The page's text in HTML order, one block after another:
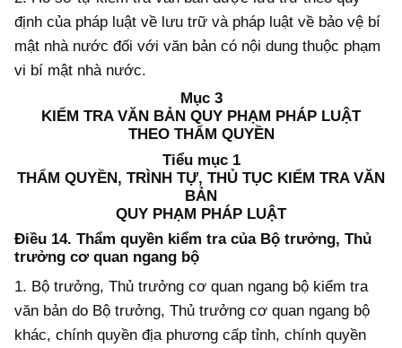
định của pháp luật về lưu trữ và pháp luật về bảo vệ bí
mật nhà nước đối với văn bản có nội dung thuộc phạm
vi bí mật nhà nước.
Mục 3
KIỂM TRA VĂN BẢN QUY PHẠM PHÁP LUẬT
THEO THẨM QUYỀN
Tiểu mục 1
THẨM QUYỀN, TRÌNH TỰ, THỦ TỤC KIỂM TRA VĂN
BẢN
QUY PHẠM PHÁP LUẬT
Điều 14. Thẩm quyền kiểm tra của Bộ trưởng, Thủ
trưởng cơ quan ngang bộ
1. Bộ trưởng, Thủ trưởng cơ quan ngang bộ kiểm tra
văn bản do Bộ trưởng, Thủ trưởng cơ quan ngang bộ
khác, chính quyền địa phương cấp tỉnh, chính quyền